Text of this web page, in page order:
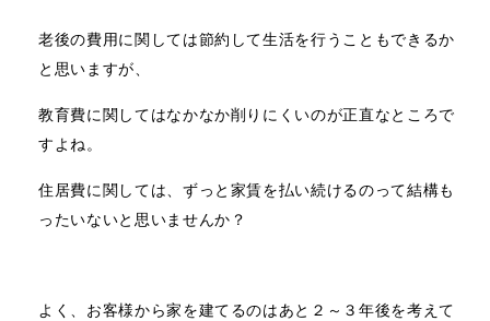
老後の費用に関しては節約して生活を行うこともできるか
と思いますが、
教育費に関してはなかなか削りにくいのが正直なところで
すよね。
住居費に関しては、ずっと家賃を払い続けるのって結構も
ったいないと思いませんか？
よく、お客様から家を建てるのはあと２～３年後を考えて